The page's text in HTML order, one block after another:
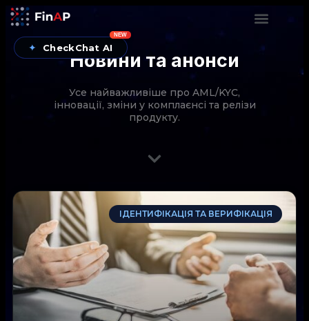
✦ CheckChat AI
NEW
Новини та анонси
Усе найважливіше про AML/KYC,
інновації, зміни у комплаєнсі та релізи
продукту.
ІДЕНТИФІКАЦІЯ ТА ВЕРИФІКАЦІЯ